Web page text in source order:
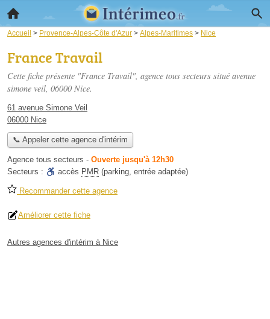
Accueil > Provence-Alpes-Côte d'Azur > Alpes-Maritimes > Nice
France Travail
Cette fiche présente "France Travail", agence tous secteurs situé avenue
simone veil, 06000 Nice.
61 avenue Simone Veil
06000 Nice
📞 Appeler cette agence d'intérim
Agence tous secteurs - Ouverte jusqu'à 12h30
Secteurs :
accès PMR (parking, entrée adaptée)
Recommander cette agence
Améliorer cette fiche
Autres agences d'intérim à Nice